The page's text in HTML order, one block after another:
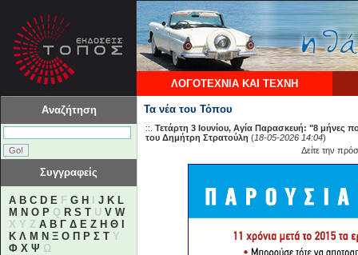
ΛΟΓΟΤΕΧΝΙΑ ΚΑΙ ΤΕΧΝΗ
Αναζήτηση
Συγγραφείς
A B C D E F G H J K L
M N O P Q R S T U V W
X Y Z Α Β Γ Δ Ε Ζ Η Θ
Κ Λ Μ Ν Ξ Ο Π Ρ Σ Τ Υ
Φ Χ Ψ Ω
Τα νέα του Τόπου
::. Τετάρτη 3 Ιουνίου, Αγία Παρασκευή: "8 μήνες
του Δημήτρη Στρατούλη (18-05-2026 14:04)
Δείτε την